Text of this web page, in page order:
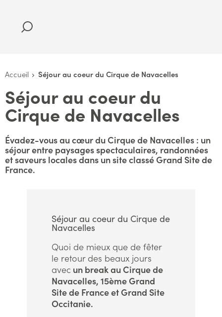
Accueil Séjour au coeur du Cirque de Navacelles
Séjour au coeur du
Cirque de Navacelles
Évadez-vous au cœur du Cirque de Navacelles : un
séjour entre paysages spectaculaires, randonnées
et saveurs locales dans un site classé Grand Site de
France.
Séjour au coeur du Cirque de
Navacelles
Quoi de mieux que de fêter
le retour des beaux jours
avec un break au Cirque de
Navacelles, 15ème Grand
Site de France et Grand Site
Occitanie.